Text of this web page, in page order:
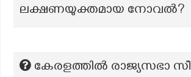
ലക്ഷണയുക്തമായ നോവൽ?
കേരളത്തിൽ രാജ്യസഭാ